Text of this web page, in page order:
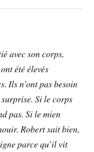
avec son corps,
été élevés
Ils n’ont pas besoin
Si le corps
pas. Si le mien
Robert sait bien,
parce qu’il vit